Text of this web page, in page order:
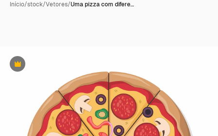
Início/stock/Vetores/Uma pizza com difere…
Premium